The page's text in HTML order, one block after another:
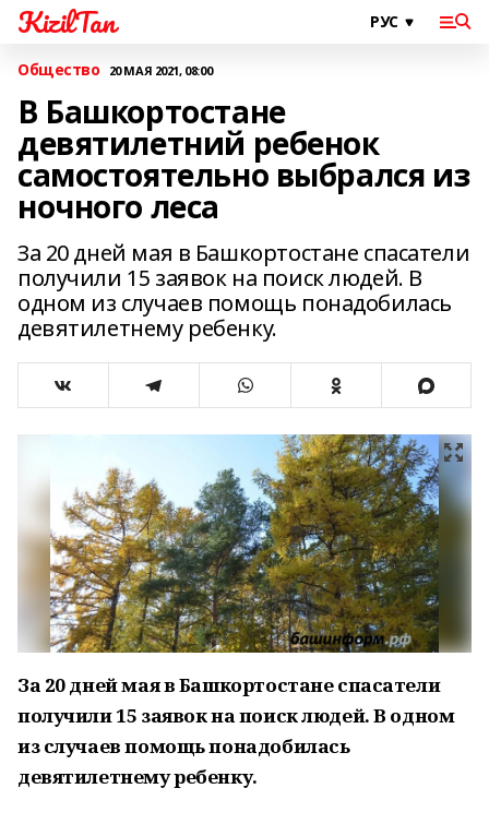
KizilTan
Общество 20 МАЯ 2021, 08:00
В Башкортостане
девятилетний ребенок
самостоятельно выбрался из
ночного леса
За 20 дней мая в Башкортостане спасатели
получили 15 заявок на поиск людей. В
одном из случаев помощь понадобилась
девятилетнему ребенку.
За 20 дней мая в Башкортостане спасатели
получили 15 заявок на поиск людей. В одном
из случаев помощь понадобилась
девятилетнему ребенку.